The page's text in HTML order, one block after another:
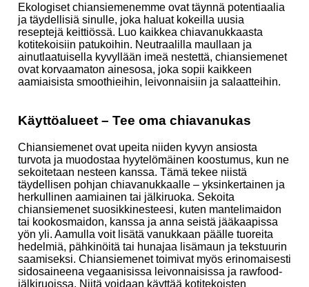
Ekologiset chiansiemenemme ovat täynnä potentiaalia
ja täydellisiä sinulle, joka haluat kokeilla uusia
reseptejä keittiössä. Luo kaikkea chiavanukkaasta
kotitekoisiin patukoihin. Neutraalilla maullaan ja
ainutlaatuisella kyvyllään imeä nestettä, chiansiemenet
ovat korvaamaton ainesosa, joka sopii kaikkeen
aamiaisista smoothieihin, leivonnaisiin ja salaatteihin.
Käyttöalueet – Tee oma chiavanukas
Chiansiemenet ovat upeita niiden kyvyn ansiosta
turvota ja muodostaa hyytelömäinen koostumus, kun ne
sekoitetaan nesteen kanssa. Tämä tekee niistä
täydellisen pohjan chiavanukkaalle – yksinkertainen ja
herkullinen aamiainen tai jälkiruoka. Sekoita
chiansiemenet suosikkinesteesi, kuten mantelimaidon
tai kookosmaidon, kanssa ja anna seistä jääkaapissa
yön yli. Aamulla voit lisätä vanukkaan päälle tuoreita
hedelmiä, pähkinöitä tai hunajaa lisämaun ja tekstuurin
saamiseksi. Chiansiemenet toimivat myös erinomaisesti
sidosaineena vegaanisissa leivonnaisissa ja rawfood-
jälkiruoissa. Niitä voidaan käyttää kotitekoisten